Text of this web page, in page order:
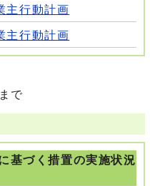
行動計画
行動計画
で
基づく措置の実施状況